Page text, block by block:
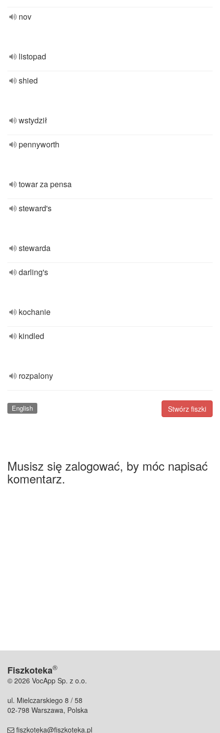
nov
listopad
shied
wstydził
pennyworth
towar za pensa
steward's
stewarda
darling's
kochanie
kindled
rozpalony
Stwórz fiszki
English
Musisz się zalogować, by móc napisać
komentarz.
Fiszkoteka®
© 2026 VocApp Sp. z o.o.
ul. Mielczarskiego 8 / 58
02-798 Warszawa, Polska
fiszkoteka@fiszkoteka.pl